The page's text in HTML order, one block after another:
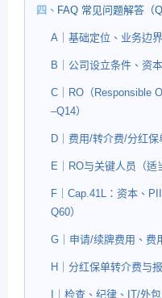
四、 FAQ 常见问题解答（
A｜基础定位、业务边
B｜公司设立条件、资
C｜RO（Responsible
–Q14）
D｜费用/转介费/分红保
E｜RO与关键人员（适
F｜Cap.41L：资本、
Q60）
G｜申请/续牌费用、费
H｜分红保单转介费与
I｜检查、纪律、IT/外